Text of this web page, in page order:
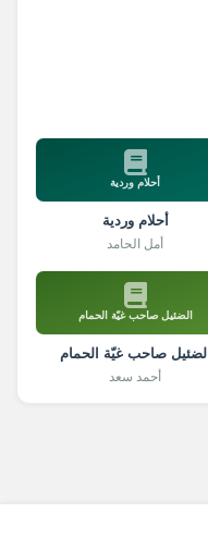
أحلام وردية
أحلام وردية
أمل الحامد
الضئيل صاحب غيّة الحمام
الضئيل صاحب غيّة الحمام
أحمد سعد